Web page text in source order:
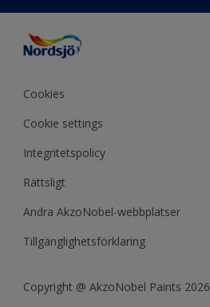
Pressrum/Nyheter
Nordsjö Professional
Master Collection
ColourTester
Nordic Colours
Kulörnoggrannhet
Återförsäljare
Cookies
Cookie settings
Integritetspolicy
Rättsligt
Andra AkzoNobel-webbplatser
Tillgänglighetsförklaring
Copyright @ AkzoNobel Paints 2026